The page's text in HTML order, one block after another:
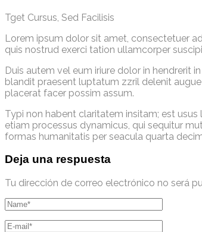
Tget Cursus, Sed Facilisis
Lorem ipsum dolor sit amet, consectetuer
quis nostrud exerci tation ullamcorper
Duis autem vel eum iriure dolor in hendrerit
blandit praesent luptatum zzril delenit
placerat facer possim assum.
Typi non habent claritatem insitam; est
etiam processus dynamicus, qui sequitur
formas humanitatis per seacula quarta
Deja una respuesta
Tu dirección de correo electrónico no será